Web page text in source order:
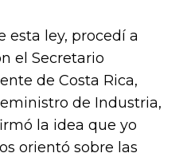
esta ley, procedí a
el Secretario
de Costa Rica,
de Industria,
la idea que yo
orientó sobre las